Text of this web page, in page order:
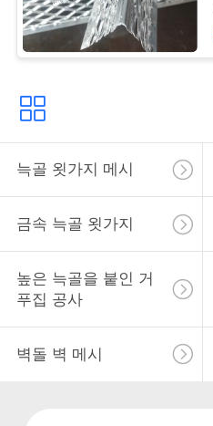
사
이
트
맵
PRIVACY
POLICY
늑골 욋가지 메시
금속 늑골 욋가지
높은 늑골을 붙인 거
푸집 공사
벽돌 벽 메시